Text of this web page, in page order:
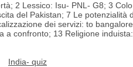
2 Lessico: Isu- PNL- G8; 3
del Pakistan; 7 Le
dei servizi: to
a confronto; 13 Religione
India- quiz